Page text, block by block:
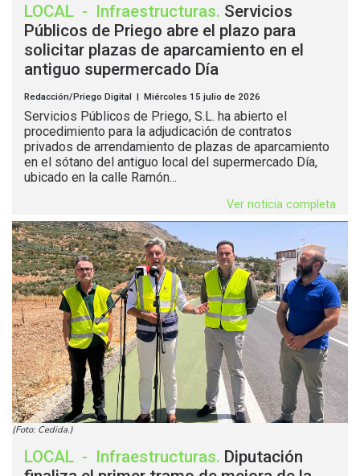
LOCAL - Infraestructuras. Servicios
Públicos de Priego abre el plazo para
solicitar plazas de aparcamiento en el
antiguo supermercado Día
Redacción/Priego Digital | Miércoles 15 julio de 2026
Servicios Públicos de Priego, S.L. ha abierto el
procedimiento para la adjudicación de contratos
privados de arrendamiento de plazas de aparcamiento
en el sótano del antiguo local del supermercado Día,
ubicado en la calle Ramón...
Ver noticia completa
(Foto: Cedida.)
LOCAL - Infraestructuras. Diputación